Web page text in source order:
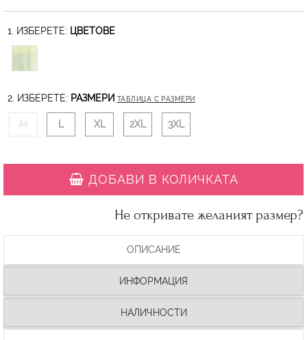
1. ИЗБЕРЕТЕ: ЦВЕТОВЕ
2. ИЗБЕРЕТЕ: РАЗМЕРИ ТАБЛИЦА С РАЗМЕРИ
M L XL 2XL 3XL
ДОБАВИ В КОЛИЧКАТА
Не откривате желаният размер?
ОПИСАНИЕ
ИНФОРМАЦИЯ
НАЛИЧНОСТИ